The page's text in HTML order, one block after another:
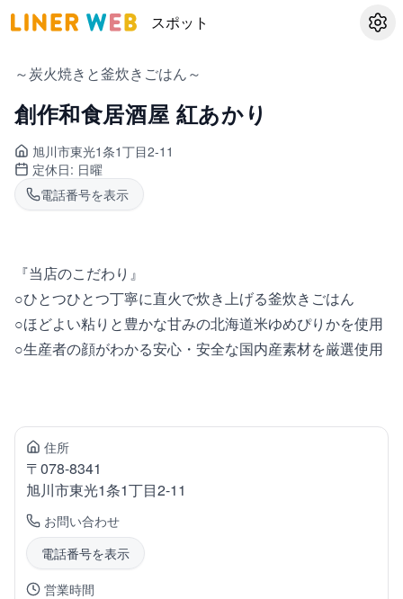
スポット 設定
～炭火焼きと釜炊きごはん～
創作和食居酒屋 紅あかり
旭川市東光1条1丁目2-11
定休日: 日曜
電話番号を表示
『当店のこだわり』
○ひとつひとつ丁寧に直火で炊き上げる釜炊きごはん
○ほどよい粘りと豊かな甘みの北海道米ゆめぴりかを使用
○生産者の顔がわかる安心・安全な国内産素材を厳選使用
住所
〒078-8341
旭川市東光1条1丁目2-11
お問い合わせ
電話番号を表示
営業時間